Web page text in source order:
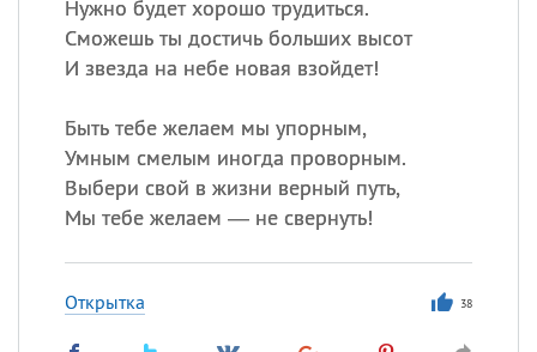
Нужно будет хорошо трудиться.
Сможешь ты достичь больших высот
И звезда на небе новая взойдет!
Быть тебе желаем мы упорным,
Умным смелым иногда проворным.
Выбери свой в жизни верный путь,
Мы тебе желаем — не свернуть!
Открытка 38